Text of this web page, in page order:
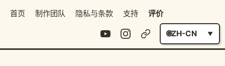
首页 制作团队 隐私与条款 支持 评价
ZH-CN